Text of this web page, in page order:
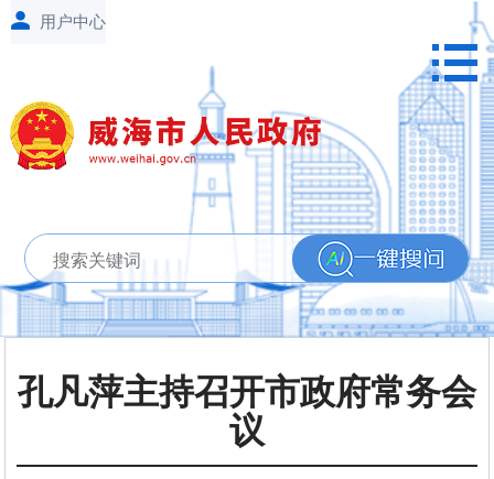
孔凡萍主持召开市政府常务会
议